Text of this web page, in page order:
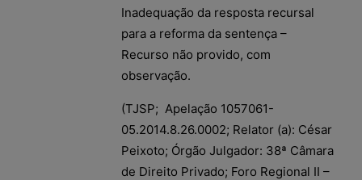
Inadequação da resposta recursal
para a reforma da sentença –
Recurso não provido, com
observação.
(TJSP; Apelação 1057061-
05.2014.8.26.0002; Relator (a): César
Peixoto; Órgão Julgador: 38ª Câmara
de Direito Privado; Foro Regional II –